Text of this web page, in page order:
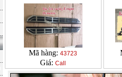
Mã hàng:43723
Giá:Call